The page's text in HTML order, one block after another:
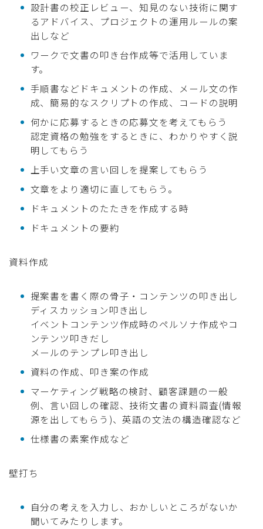
設計書の校正レビュー、知見のない技術に関す
るアドバイス、プロジェクトの運用ルールの案
出しなど
ワークで文書の叩き台作成等で活用していま
す。
手順書などドキュメントの作成、メール文の作
成、簡易的なスクリプトの作成、コードの説明
何かに応募するときの応募文を考えてもらう
認定資格の勉強をするときに、わかりやすく説
明してもらう
上手い文章の言い回しを提案してもらう
文章をより適切に直してもらう。
ドキュメントのたたきを作成する時
ドキュメントの要約
資料作成
提案書を書く際の骨子・コンテンツの叩き出し
ディスカッション叩き出し
イベントコンテンツ作成時のペルソナ作成やコ
ンテンツ叩きだし
メールのテンプレ叩き出し
資料の作成、叩き案の作成
マーケティング戦略の検討、顧客課題の一般
例、言い回しの確認、技術文書の資料調査(情報
源を出してもらう)、英語の文法の構造確認など
仕様書の素案作成など
壁打ち
自分の考えを入力し、おかしいところがないか
聞いてみたりします。